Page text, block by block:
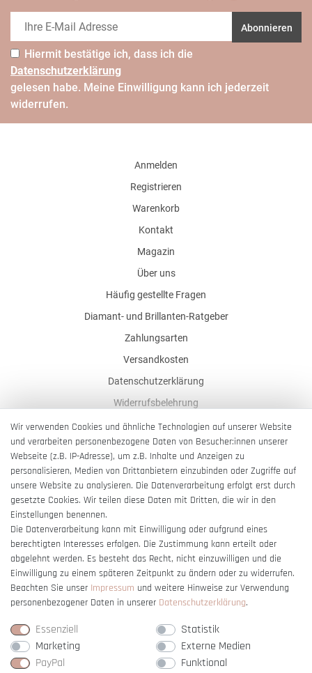
Abonnieren
Hiermit bestätige ich, dass ich die
Daten­schutz­erklärung
gelesen habe. Meine Einwilligung kann ich jederzeit
widerrufen.
Anmelden
Registrieren
Warenkorb
Kontakt
Magazin
Über uns
Häufig gestellte Fragen
Diamant- und Brillanten-Ratgeber
Zahlungsarten
Versandkosten
Datenschutzerklärung
Widerrufsbelehrung
AGB
Impressum
Barrierefreiheitserklärung
Vertrag widerrufen
Wir verwenden Cookies und ähnliche Technologien auf unserer Website
und verarbeiten personenbezogene Daten von Besucher:innen unserer
Webseite (z.B. IP-Adresse), um z.B. Inhalte und Anzeigen zu
personalisieren, Medien von Drittanbietern einzubinden oder Zugriffe auf
unsere Website zu analysieren. Die Datenverarbeitung erfolgt erst durch
gesetzte Cookies. Wir teilen diese Daten mit Dritten, die wir in den
Einstellungen benennen.
Die Datenverarbeitung kann mit Einwilligung oder aufgrund eines
berechtigten Interesses erfolgen. Die Zustimmung kann erteilt oder
abgelehnt werden. Es besteht das Recht, nicht einzuwilligen und die
Einwilligung zu einem späteren Zeitpunkt zu ändern oder zu widerrufen.
Beachten Sie unser Impressum und weitere Hinweise zur Verwendung
personenbezogener Daten in unserer Daten­schutz­erklärung.
Essenziell
Statistik
Marketing
Externe Medien
PayPal
Funktional